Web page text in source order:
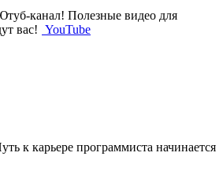
канал! Полезные видео для
вас! YouTube
к карьере программиста начинается